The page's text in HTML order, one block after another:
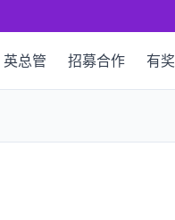
英总管 招募合作 有